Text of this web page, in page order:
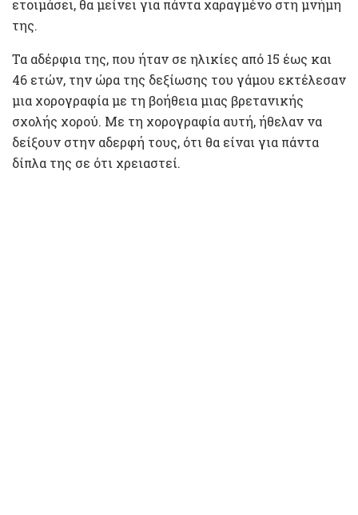
ετοιμάσει, θα μείνει για πάντα χαραγμένο στη μνήμη
της.
Τα αδέρφια της, που ήταν σε ηλικίες από 15 έως και
46 ετών, την ώρα της δεξίωσης του γάμου εκτέλεσαν
μια χορογραφία με τη βοήθεια μιας βρετανικής
σχολής χορού. Με τη χορογραφία αυτή, ήθελαν να
δείξουν στην αδερφή τους, ότι θα είναι για πάντα
δίπλα της σε ότι χρειαστεί.